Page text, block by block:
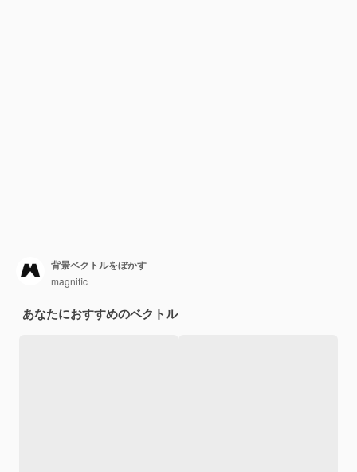
背景ベクトルをぼかす
magnific
あなたにおすすめのベクトル